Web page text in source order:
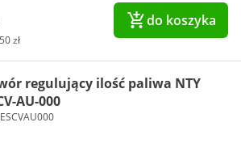
zł
do koszyka
regulujący ilość paliwa NTY
AU-000